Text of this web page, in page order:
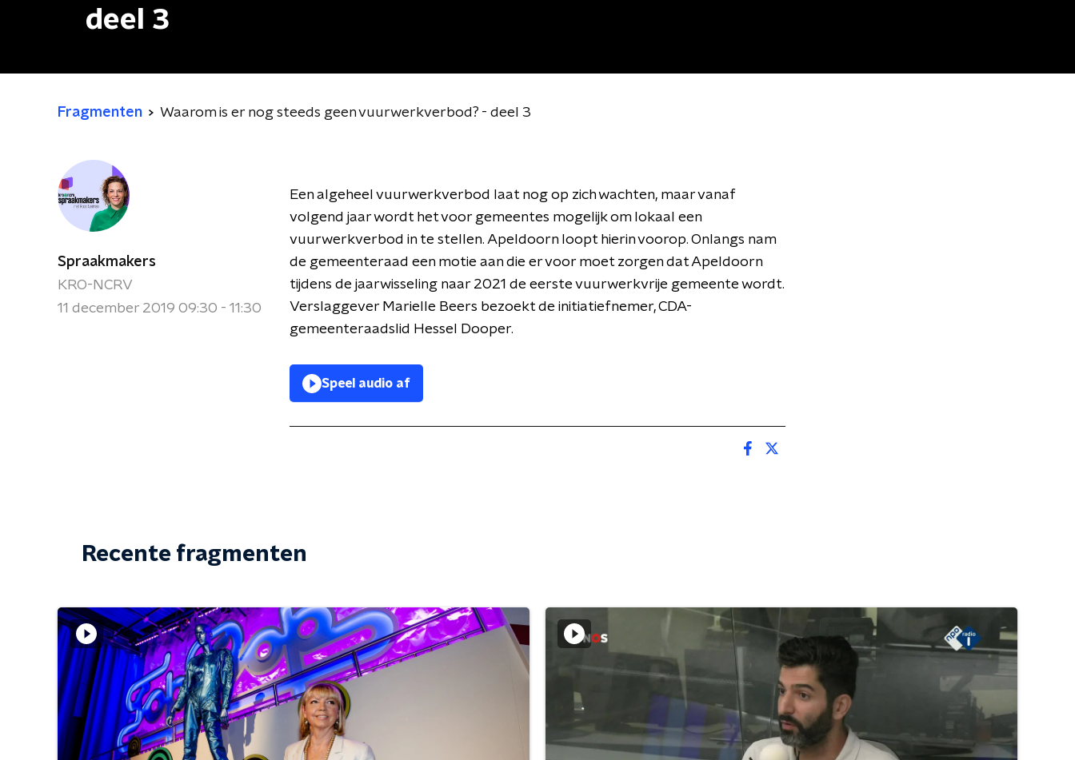
deel 3
Fragmenten Waarom is er nog steeds geen vuurwerkverbod? - deel 3
Spraakmakers
KRO-NCRV
11 december 2019 09:30 - 11:30
Een algeheel vuurwerkverbod laat nog op zich wachten, maar vanaf
volgend jaar wordt het voor gemeentes mogelijk om lokaal een
vuurwerkverbod in te stellen. Apeldoorn loopt hierin voorop. Onlangs nam
de gemeenteraad een motie aan die er voor moet zorgen dat Apeldoorn
tijdens de jaarwisseling naar 2021 de eerste vuurwerkvrije gemeente wordt.
Verslaggever Marielle Beers bezoekt de initiatiefnemer, CDA-
gemeenteraadslid Hessel Dooper.
Speel audio af
Recente fragmenten